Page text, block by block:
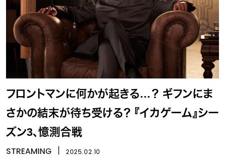
フロントマンに何かが起きる…？ ギフンにま
さかの結末が待ち受ける？ 『イカゲーム』シー
ズン3、憶測合戦
STREAMING 2025.02.10